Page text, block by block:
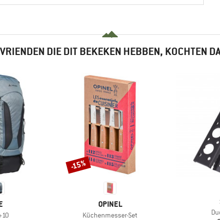
DIE DIT BEKEKEN HEBBEN, KOCHTEN
MERK
OPINEL
Artikel
Küchenmesser-Set
Korting
-15%